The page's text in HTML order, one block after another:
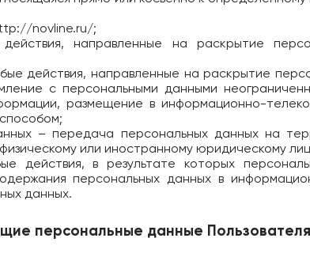
novline.ru/;
направленные на раскрытие
действия, направленные на раскрытие
с персональными данными
размещение в информационно-
– передача персональных данных на
или иностранному юридическому
действия, в результате которых
персональных данных в
данных.
персональные данные Пользователя